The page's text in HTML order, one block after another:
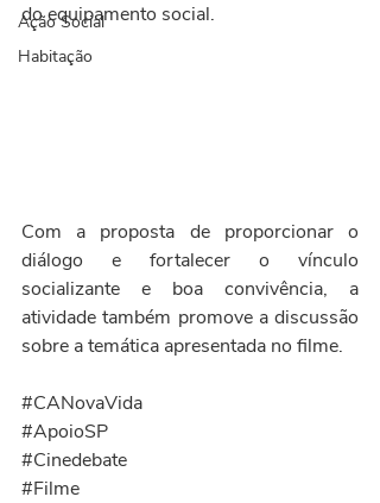
Ação Social
Habitação
do equipamento social.
Com a proposta de proporcionar o
diálogo e fortalecer o vínculo
socializante e boa convivência, a
atividade também promove a discussão
sobre a temática apresentada no filme.
#CANovaVida
#ApoioSP
#Cinedebate
#Filme